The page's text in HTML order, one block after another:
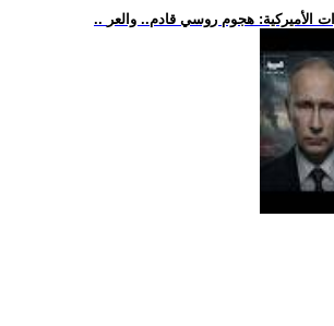
الأميركية: هجوم روسي قادم.. والعر